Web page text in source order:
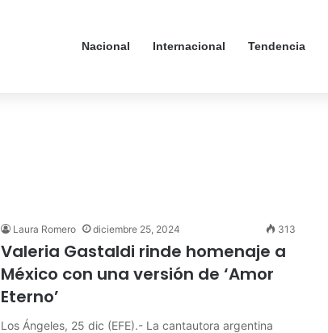
Nacional Internacional Tendencia
Laura Romero diciembre 25, 2024 313
Valeria Gastaldi rinde homenaje a
México con una versión de ‘Amor
Eterno’
Los Ángeles, 25 dic (EFE).- La cantautora argentina